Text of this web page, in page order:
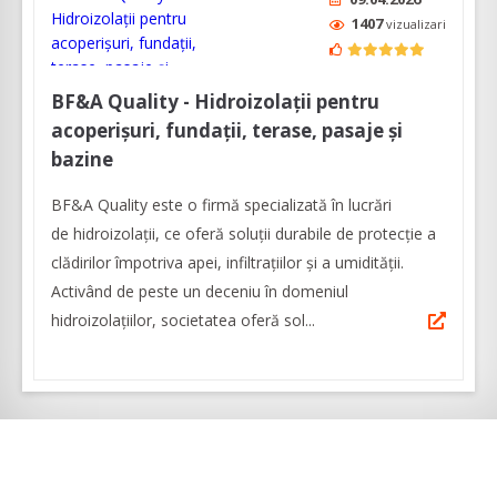
1407vizualizari
BF&A Quality - Hidroizolații pentru
acoperișuri, fundații, terase, pasaje și
bazine
BF&A Quality este o firmă specializată în lucrări
de hidroizolații, ce oferă soluții durabile de protecție a
clădirilor împotriva apei, infiltrațiilor și a umidității.
Activând de peste un deceniu în domeniul
hidroizolațiilor, societatea oferă sol...